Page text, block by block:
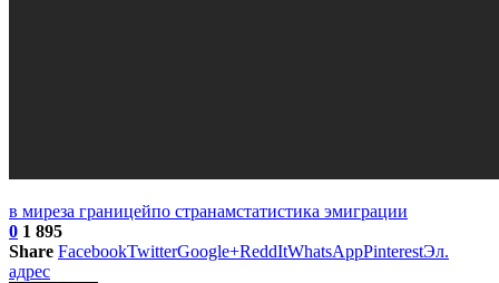
в миреза границейпо странамстатистика эмиграции
0 1 895
Share FacebookTwitterGoogle+ReddItWhatsAppPinterestЭл.
адрес